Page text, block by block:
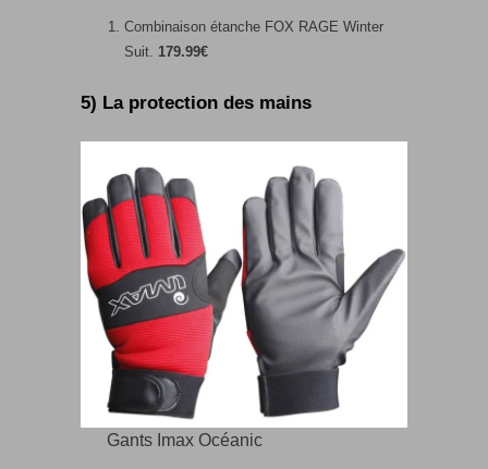
Combinaison étanche FOX RAGE Winter
Suit. 179.99€
5) La protection des mains
Gants Imax Océanic